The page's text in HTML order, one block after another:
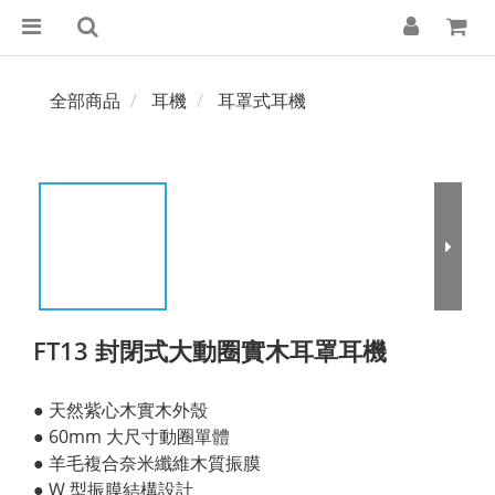
全部商品 耳機 耳罩式耳機
FT13 封閉式大動圈實木耳罩耳機
● 天然紫心木實木外殼
● 60mm 大尺寸動圈單體
● 羊毛複合奈米纖維木質振膜
● W 型振膜結構設計